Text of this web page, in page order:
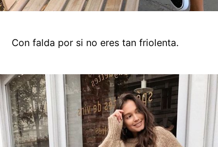
Con falda por si no eres tan friolenta.